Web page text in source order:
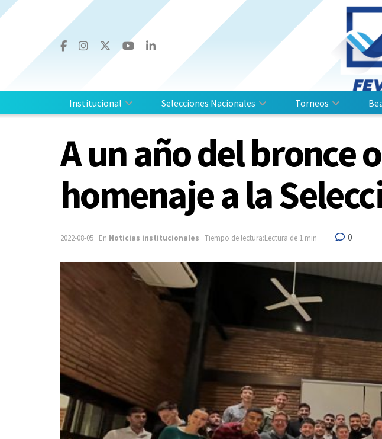
Institucional Selecciones Nacionales Torneos
A un año del bronce
homenaje a la
2022-08-05 En Noticias institucionales Tiempo de lectura:Lectura de 1 min 0